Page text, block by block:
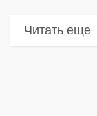
Читать еще